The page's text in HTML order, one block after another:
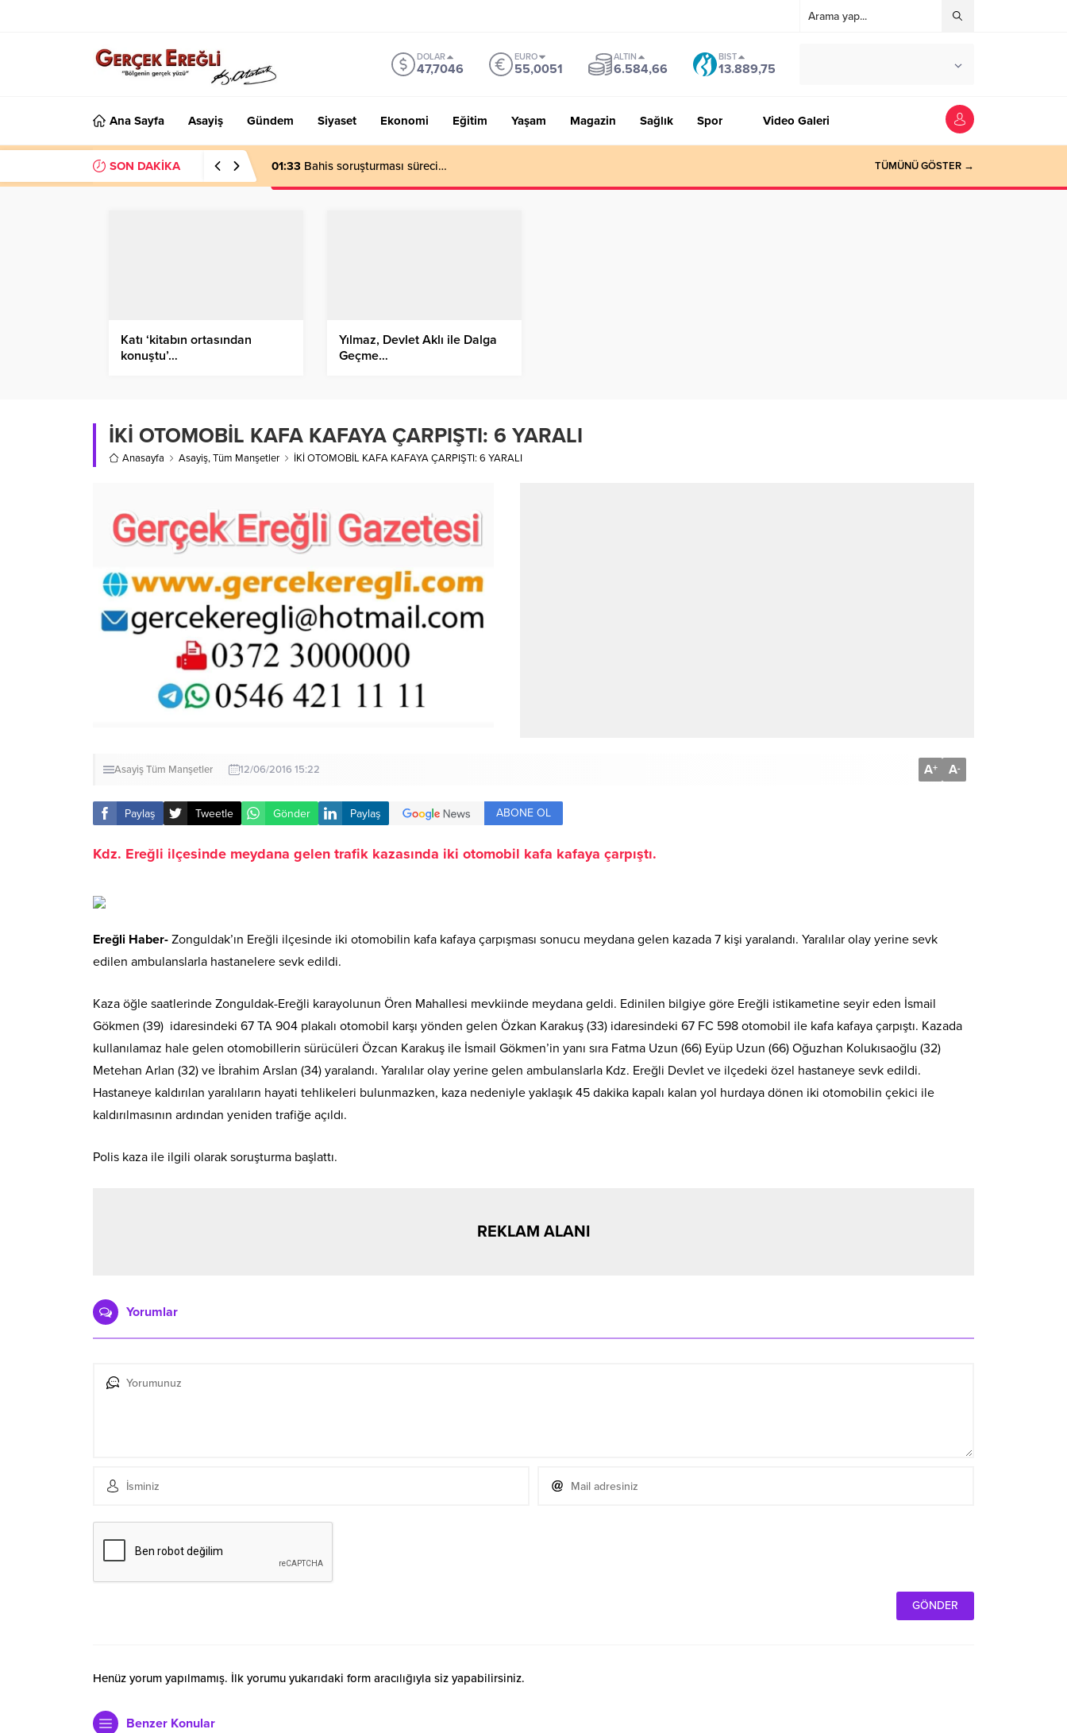
DOLAR
47,7046
EURO
55,0051
ALTIN
6.584,66
BIST
13.889,75
Ana Sayfa Asayiş Gündem Siyaset Ekonomi Eğitim Yaşam Magazin Sağlık Spor Video Galeri
SON DAKİKA 01:33 Bahis soruşturması süreci… TÜMÜNÜ GÖSTER →
Katı ‘kitabın ortasından
konuştu’…
Yılmaz, Devlet Aklı ile Dalga
Geçme…
İKİ OTOMOBİL KAFA KAFAYA ÇARPIŞTI: 6 YARALI
Anasayfa Asayiş,Tüm Manşetler İKİ OTOMOBİL KAFA KAFAYA ÇARPIŞTI: 6 YARALI
AsayişTüm Manşetler 12/06/2016 15:22 A+ A-
Paylaş Tweetle Gönder Paylaş ABONE OL
Kdz. Ereğli ilçesinde meydana gelen trafik kazasında iki otomobil kafa kafaya çarpıştı.
Ereğli Haber- Zonguldak’ın Ereğli ilçesinde iki otomobilin kafa kafaya çarpışması sonucu meydana gelen kazada 7 kişi yaralandı. Yaralılar olay yerine sevk
edilen ambulanslarla hastanelere sevk edildi.
Kaza öğle saatlerinde Zonguldak-Ereğli karayolunun Ören Mahallesi mevkiinde meydana geldi. Edinilen bilgiye göre Ereğli istikametine seyir eden İsmail
Gökmen (39) idaresindeki 67 TA 904 plakalı otomobil karşı yönden gelen Özkan Karakuş (33) idaresindeki 67 FC 598 otomobil ile kafa kafaya çarpıştı. Kazada
kullanılamaz hale gelen otomobillerin sürücüleri Özcan Karakuş ile İsmail Gökmen’in yanı sıra Fatma Uzun (66) Eyüp Uzun (66) Oğuzhan Kolukısaoğlu (32)
Metehan Arlan (32) ve İbrahim Arslan (34) yaralandı. Yaralılar olay yerine gelen ambulanslarla Kdz. Ereğli Devlet ve ilçedeki özel hastaneye sevk edildi.
Hastaneye kaldırılan yaralıların hayati tehlikeleri bulunmazken, kaza nedeniyle yaklaşık 45 dakika kapalı kalan yol hurdaya dönen iki otomobilin çekici ile
kaldırılmasının ardından yeniden trafiğe açıldı.
Polis kaza ile ilgili olarak soruşturma başlattı.
REKLAM ALANI
Yorumlar
Henüz yorum yapılmamış. İlk yorumu yukarıdaki form aracılığıyla siz yapabilirsiniz.
Benzer Konular